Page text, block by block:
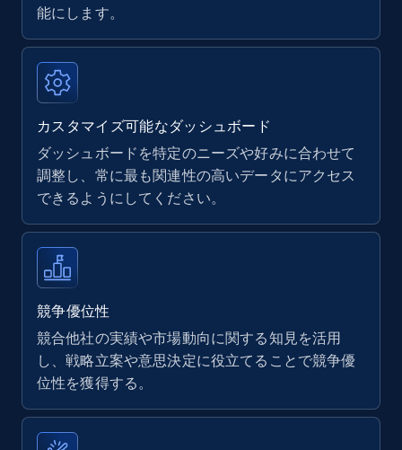
URL, Product name, Product rating, Product
rating object, Product rating max, Rating,
Author name, Asin, and more.
7.4K+ 870+ 今すぐ始める
Walmart - products
URL, Final price, Sku, Currency, Gtin,
Specifications, Image urls, Top reviews, and
more.
5.6K+ 875+ 今すぐ始める
Walmart - products - Find new products by
能にします。
カスタマイズ可能なダッシュボード
ダッシュボードを特定のニーズや好みに合わせて
調整し、常に最も関連性の高いデータにアクセス
できるようにしてください。
競争優位性
競合他社の実績や市場動向に関する知見を活用
し、戦略立案や意思決定に役立てることで競争優
位性を獲得する。